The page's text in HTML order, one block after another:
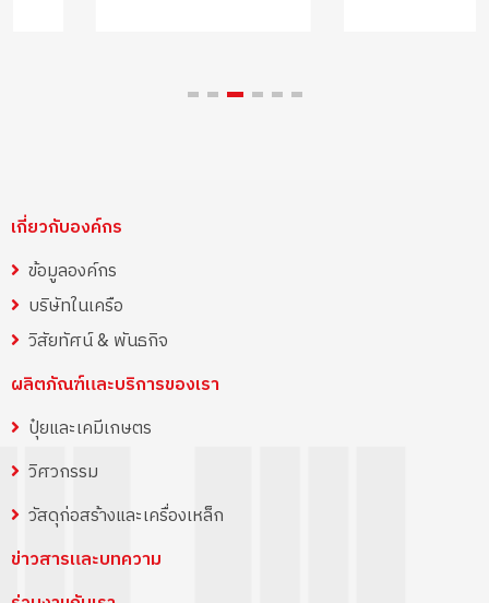
เกี่ยวกับองค์กร
ข้อมูลองค์กร
บริษัทในเครือ
วิสัยทัศน์ & พันธกิจ
ผลิตภัณฑ์และบริการของเรา
ปุ๋ยและเคมีเกษตร
วิศวกรรม
วัสดุก่อสร้างและเครื่องเหล็ก
ข่าวสารและบทความ